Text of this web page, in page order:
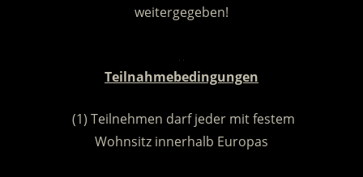
weitergegeben!
Teilnahmebedingungen
(1) Teilnehmen darf jeder mit festem
Wohnsitz innerhalb Europas